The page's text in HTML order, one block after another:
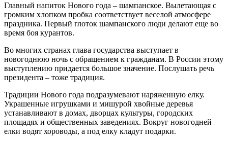
Главный напиток Нового года – шампанское. Вылетающая с
громким хлопком пробка соответствует веселой атмосфере
праздника. Первый глоток шампанского люди делают еще во
время боя курантов.
Во многих странах глава государства выступает в
новогоднюю ночь с обращением к гражданам. В России этому
выступлению придается большое значение. Послушать речь
президента – тоже традиция.
Традиции Нового года подразумевают наряженную елку.
Украшенные игрушками и мишурой хвойные деревья
устанавливают в домах, дворцах культуры, городских
площадях и общественных заведениях. Вокруг новогодней
елки водят хороводы, а под елку кладут подарки.